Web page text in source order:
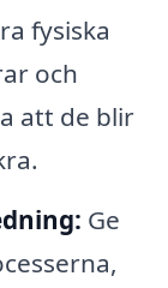
fysiska
och
att de blir
Ge